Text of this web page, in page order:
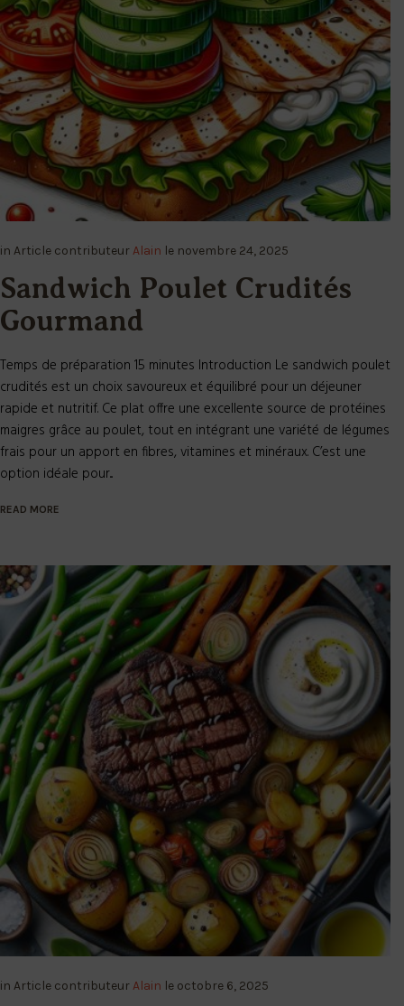
in Article contributeurAlain le novembre 24, 2025
Sandwich Poulet Crudités
Gourmand
Temps de préparation 15 minutes Introduction Le sandwich poulet
crudités est un choix savoureux et équilibré pour un déjeuner
rapide et nutritif. Ce plat offre une excellente source de protéines
maigres grâce au poulet, tout en intégrant une variété de légumes
frais pour un apport en fibres, vitamines et minéraux. C’est une
option idéale pour...
READ MORE
in Article contributeurAlain le octobre 6, 2025